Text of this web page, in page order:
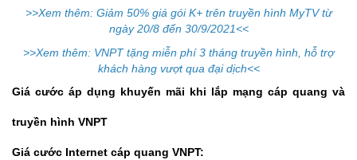
>>Xem thêm: Giảm 50% giá gói K+ trên truyền hình MyTV từ
ngày 20/8 đến 30/9/2021<<
>>Xem thêm: VNPT tặng miễn phí 3 tháng truyền hình, hỗ trợ
khách hàng vượt qua đại dịch<<
Giá cước áp dụng khuyến mãi khi lắp mạng cáp quang và
truyền hình VNPT
Giá cước Internet cáp quang VNPT: